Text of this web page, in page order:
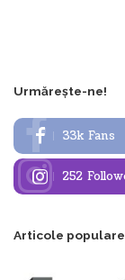
Urmărește-ne!
33k Fans
252
Articole populare